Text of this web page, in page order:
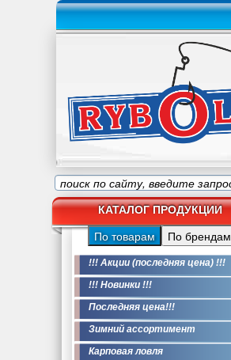
КАТАЛОГ ПРОДУКЦИИ
По товарам По брендам
!!! Акции (последняя цена) !!!
!!! Новинки !!!
Последняя цена!!!
Зимний ассортимент
Карповая ловля